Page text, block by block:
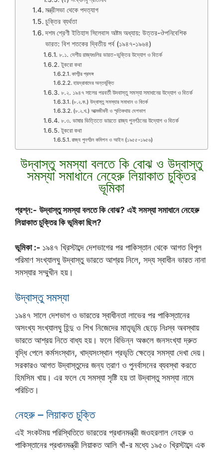
মন্ত্রীসভা থেকে পদত্যাগ
চুক্তির ব্যর্থতা
দশম শ্রেণী ইতিহাস সিলেবাস অষ্টম অধ্যায়: উত্তর-ঔপনিবেশিক
ভারত: বিশ শতকের দ্বিতীয় পর্ব (১৯৪৭-১৯৬৪)
৮.১. দেশীয় রাজ্যগুলির ভারত-ভুক্তির উদ্যোগ ও বিতর্ক
টুকরো কথা
কাশ্মীর প্রসঙ্গ
হায়দ্রাবাদের অন্তর্ভুক্তি
৮.২. ১৯৪৭ সালের পরবর্তী উদবাস্তু সমস্যা সমাধানের উদ্যোগ ও বিতর্ক
(৮.২.ক.) উদ্বাস্তু সমস্যার সমাধান ও বিতর্ক
(৮.২.খ.) আত্মজীবনী ও স্মৃতিকথায় দেশভাগ
৮.৩. ভাষার ভিত্তিতে ভারতে রাজ্য পুনর্গঠনের উদ্যোগ ও বিতর্ক
টুকরো কথা
রাজ্য পুনর্গঠন কমিশন ও আইন (১৯৫৫-১৯৫৬)
উদ্বাস্তু সমস্যা বলতে কি বোঝ ও উদ্বাস্তু
সমস্যা সমাধানে নেহেরু লিয়াকাত চুক্তির
ভূমিকা
প্রশ্ন:- উদ্বাস্তু সমস্যা বলতে কি বোঝ? এই সমস্যা সমাধানে নেহেরু
লিয়াকাত চুক্তির কি ভূমিকা ছিল?
ভূমিকা :- ১৯৪৭ খ্রিস্টাব্দে দেশভাগের পর পাকিস্তান থেকে আগত বিপুল
পরিমাণ সংখ্যালঘু উদ্‌বাস্তু ভারতে আশ্রয় নিলে, সদ্য স্বাধীন ভারত নানা
সমস্যার সম্মুখীন হয়।
উদ্বাস্তু সমস্যা
১৯৪৭ সালে দেশভাগ ও ভারতের স্বাধীনতা লাভের পর পাকিস্তানের
অসংখ্য সংখ্যালঘু হিন্দু ও শিখ নিজেদের মাতৃভূমি ছেড়ে নিঃস্ব অবস্থায়
ভারতে আশ্রয় নিতে বাধ্য হয়। ফলে বিভিন্ন অঞ্চলে জনসংখ্যা দ্রুত
বৃদ্ধি পেলে কর্মসংস্থান, খাদ্যসংস্থান প্রভৃতি ক্ষেত্রে সমস্যা দেখা দেয়।
সরকারও আগত উদ্‌বাস্তুদের জন্য ত্রাণ ও পুনর্বাসনের ব্যবস্থা করতে
হিমসিম খায়। এর ফলে যে সমস্যা সৃষ্টি হয় তা উদ্‌বাস্তু সমস্যা নামে
পরিচিত।
নেহরু – লিয়াকত চুক্তি
এই সংকটময় পরিস্থিতিতে ভারতের প্রধানমন্ত্রী জওহরলাল নেহরু ও
পাকিস্তানের প্রধানমন্ত্রী লিয়াকত আলি খাঁ-র মধ্যে ১৯৫০ খ্রিস্টাব্দে এক